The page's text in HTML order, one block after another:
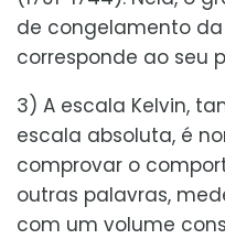
de congelamento
corresponde ao seu
3) A escala Kelvin,
escala absoluta, é
comprovar o
outras palavras,
com um volume